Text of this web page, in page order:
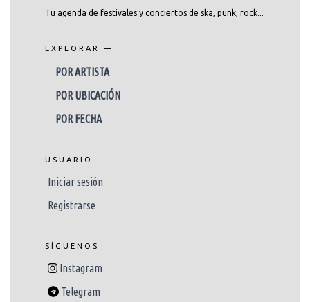
Tu agenda de festivales y conciertos de ska, punk, rock...
EXPLORAR —
POR ARTISTA
POR UBICACIÓN
POR FECHA
USUARIO
Iniciar sesión
Registrarse
SÍGUENOS
Instagram
Telegram